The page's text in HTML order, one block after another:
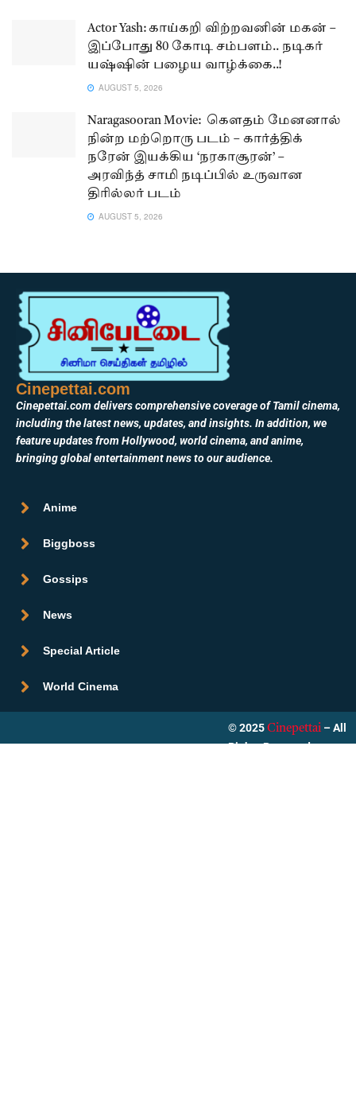
Actor Yash: காய்கறி விற்றவனின் மகன் –
இப்போது 80 கோடி சம்பளம்.. நடிகர்
யஷ்ஷின் பழைய வாழ்க்கை..!
AUGUST 5, 2026
Naragasooran Movie: கௌதம் மேனனால்
நின்ற மற்றொரு படம் – கார்த்திக்
நரேன் இயக்கிய ‘நரகாசூரன்’ –
அரவிந்த் சாமி நடிப்பில் உருவான
திரில்லர் படம்
AUGUST 5, 2026
Cinepettai.com
Cinepettai.com delivers comprehensive coverage of Tamil cinema,
including the latest news, updates, and insights. In addition, we
feature updates from Hollywood, world cinema, and anime,
bringing global entertainment news to our audience.
Anime
Biggboss
Gossips
News
Special Article
World Cinema
© 2025 Cinepettai – All
Rights Reserved